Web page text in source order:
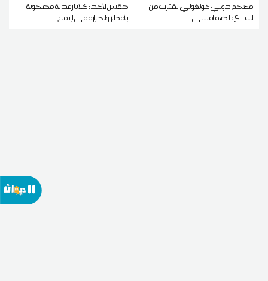
مهاجم دولي كونغولي يقترب من
النادي الصفاقسي
طقس الأحد: خلايا رعدية مصحوبة
بأمطار والحرارة في ارتفاع